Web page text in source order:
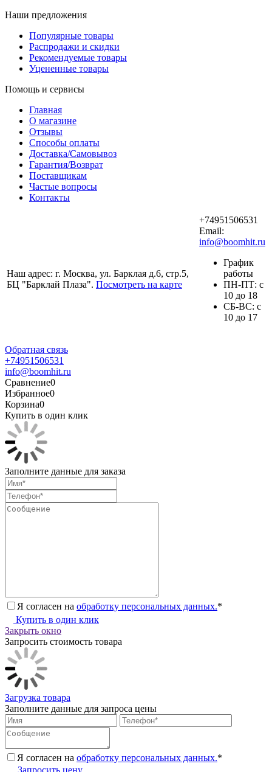
Наши предложения
Популярные товары
Распродажи и скидки
Рекомендуемые товары
Уцененные товары
Помощь и сервисы
Главная
О магазине
Отзывы
Способы оплаты
Доставка/Самовывоз
Гарантия/Возврат
Поставщикам
Частые вопросы
Контакты
Наш адрес: г. Москва, ул. Барклая д.6, стр.5,
БЦ "Барклай Плаза". Посмотреть на карте
+74951506531
Email:
info@boomhit.ru
График
работы
ПH-ПТ: с
10 до 18
СБ-ВС: с
10 до 17
Обратная связь
+74951506531
info@boomhit.ru
Сравнение0
Избранное0
Корзина0
Купить в один клик
Заполните данные для заказа
Я согласен на обработку персональных данных.*
Купить в один клик
Закрыть окно
Запросить стоимость товара
Загрузка товара
Заполните данные для запроса цены
Я согласен на обработку персональных данных.*
Запросить цену